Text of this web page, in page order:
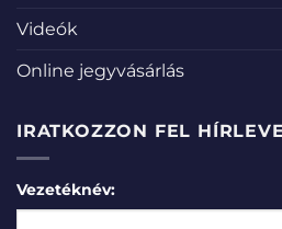
Videók
Online jegyvásárlás
IRATKOZZON FEL
Vezetéknév: